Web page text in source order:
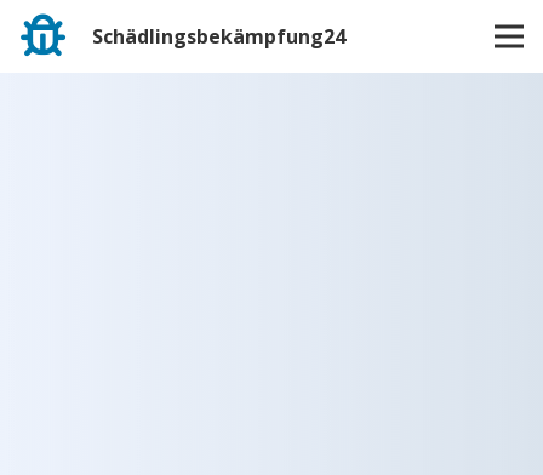
Schädlingsbekämpfung24